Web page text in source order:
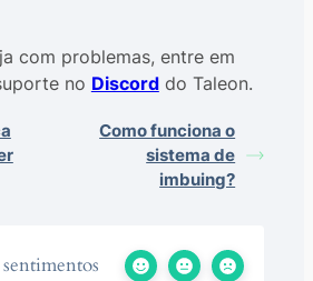
com problemas, entre em
no Discorddo Taleon.
Como funciona o
sistema de
imbuing?